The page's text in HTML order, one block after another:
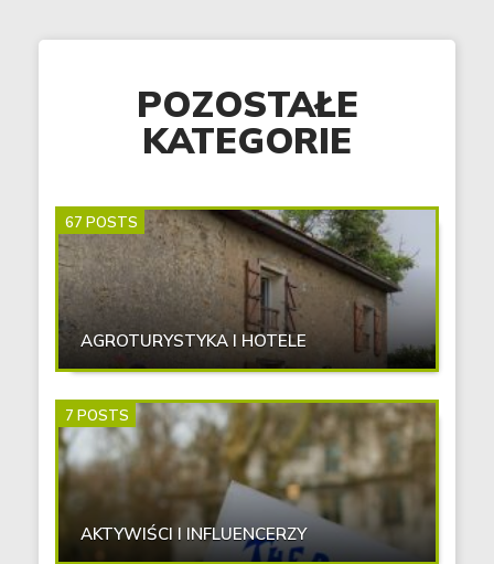
POZOSTAŁE
KATEGORIE
67 POSTS
AGROTURYSTYKA I HOTELE
7 POSTS
AKTYWIŚCI I INFLUENCERZY